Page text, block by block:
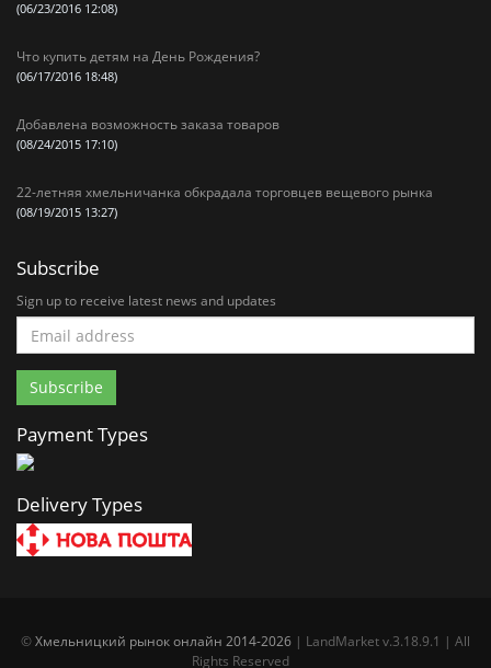
(06/23/2016 12:08)
Что купить детям на День Рождения?
(06/17/2016 18:48)
Добавлена возможность заказа товаров
(08/24/2015 17:10)
22-летняя хмельничанка обкрадала торговцев вещевого рынка
(08/19/2015 13:27)
Subscribe
Sign up to receive latest news and updates
Payment Types
Delivery Types
©Хмельницкий рынок онлайн 2014-2026 | LandMarket v.3.18.9.1 | All
Rights Reserved